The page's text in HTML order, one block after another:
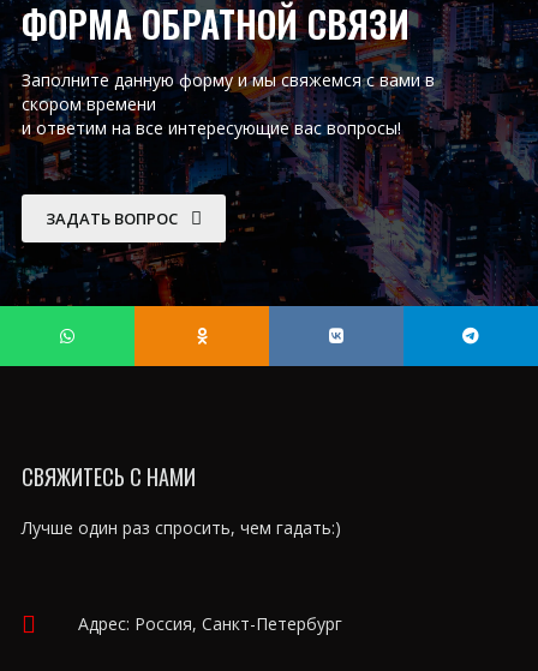
ФОРМА ОБРАТНОЙ СВЯЗИ
Заполните данную форму и мы свяжемся с вами в
скором времени
и ответим на все интересующие вас вопросы!
ЗАДАТЬ ВОПРОС
СВЯЖИТЕСЬ С НАМИ
Лучше один раз спросить, чем гадать:)
Адрес: Россия, Санкт-Петербург